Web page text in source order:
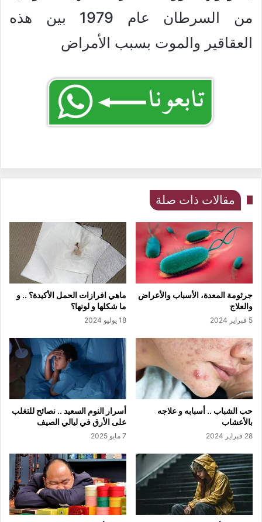
من السرطان عام 1979 بين هذه
العقاقير والموت بسبب الأمراض
مقالات ذات صلة
جرثومة المعدة، الأسباب والأعراض
والعلاج
5 فبراير 2024
ماهي افرازات الحمل الأكيدة؟ .. و
ما شكلها و لونها؟
18 يوليو 2024
حب الشباب .. أسبابه و علاجه
بالأعشاب
28 فبراير 2024
أسرار النوم السعيد .. نصائح للتغلب
على الأرق في ليالي الصيف
7 مايو 2025